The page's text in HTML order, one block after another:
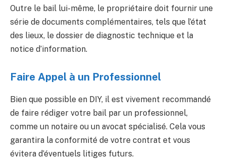
Outre le bail lui-même, le propriétaire doit fournir une
série de documents complémentaires, tels que l’état
des lieux, le dossier de diagnostic technique et la
notice d’information.
Faire Appel à un Professionnel
Bien que possible en DIY, il est vivement recommandé
de faire rédiger votre bail par un professionnel,
comme un notaire ou un avocat spécialisé. Cela vous
garantira la conformité de votre contrat et vous
évitera d’éventuels litiges futurs.